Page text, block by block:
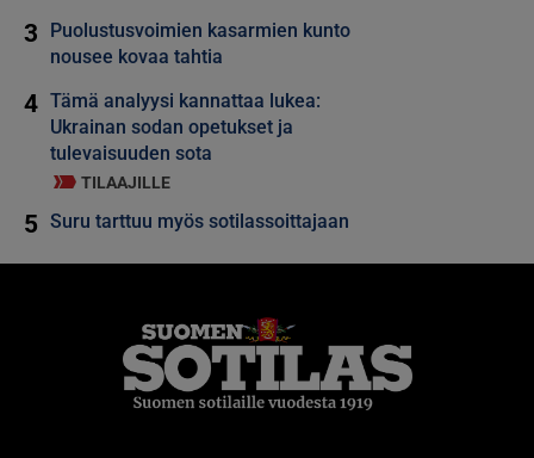
3
Puolustusvoimien kasarmien kunto
nousee kovaa tahtia
4 Tämä analyysi kannattaa lukea:
Ukrainan sodan opetukset ja
tulevaisuuden sota
TILAAJILLE
5 Suru tarttuu myös sotilassoittajaan